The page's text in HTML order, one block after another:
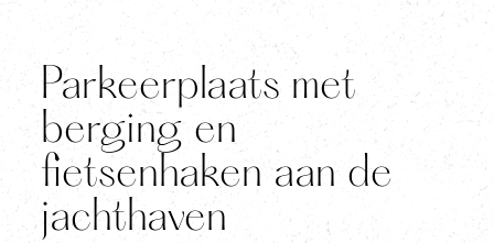
Parkeerplaats met
berging en
fietsenhaken aan de
jachthaven